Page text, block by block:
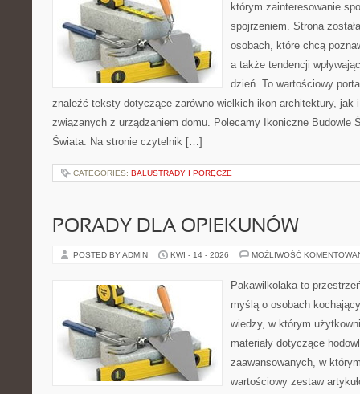
którym zainteresowanie
spojrzeniem. Strona
osobach, które chcą
a także tendencji
dzień. To wartościowy
znaleźć teksty dotyczące zarówno wielkich ikon architektury, jak
związanych z urządzaniem domu. Polecamy Ikoniczne Budowle
Świata. Na stronie czytelnik […]
CATEGORIES: BALUSTRADY I PORĘCZE
PORADY DLA OPIEKUNÓW
POSTED BY ADMIN KWI - 14 - 2026 MOŻLIWOŚĆ
Pakawilkolaka to
myślą o osobach
wiedzy, w którym
materiały dotyczące
zaawansowanych, w
wartościowy zestaw